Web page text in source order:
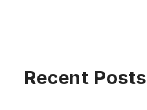
Recent Posts